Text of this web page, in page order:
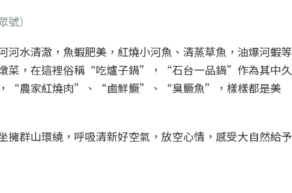
）
河水清澈，魚蝦肥美，紅燒小河魚、清蒸草魚，油爆河蝦等
菜，在這裡俗稱“吃爐子鍋”，“石台一品鍋”作為其中久
，“農家紅燒肉”、“鹵鮮鱖”、“臭鱖魚”，樣樣都是美
擁群山環繞，呼吸清新好空氣，放空心情，感受大自然給予